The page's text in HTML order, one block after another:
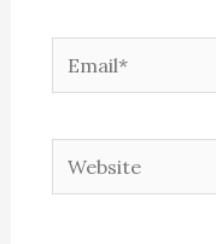
Email*
Website